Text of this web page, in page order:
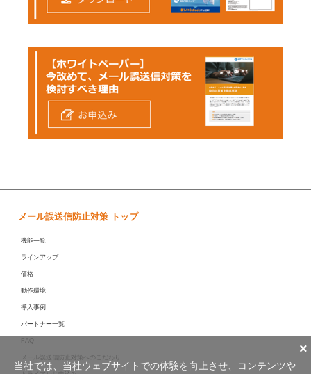
メール誤送信防止対策 トップ
機能一覧
ラインアップ
価格
動作環境
導入事例
パートナー一覧
FAQ
メール誤送信防止対策へのこだわり
×
当社では、当社ウェブサイトでの体験を向上させ、コンテンツや